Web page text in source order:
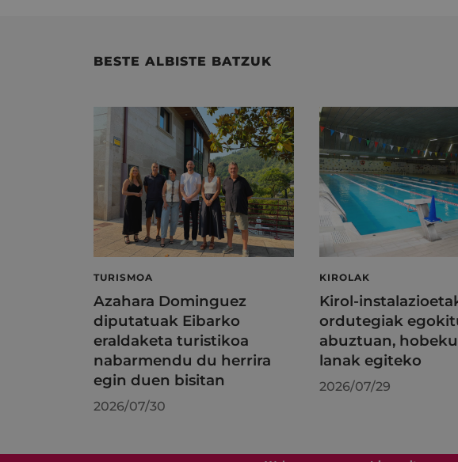
BESTE ALBISTE BATZUK
TURISMOA
Azahara Dominguez
diputatuak Eibarko
eraldaketa turistikoa
nabarmendu du herrira
egin duen bisitan
2026/07/30
KIROLAK
Kirol-
ordutegiak
abuztuan,
lanak egiteko
2026/07/29